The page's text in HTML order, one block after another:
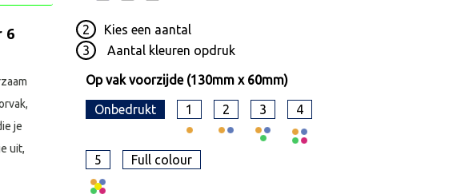
2 Kies een aantal
3
Aantal kleuren opdruk
Op vak voorzijde (130mm x 60mm)
Onbedrukt 1 2 3 4
5 Full colour
6
je
uit,